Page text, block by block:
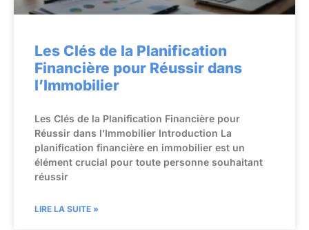
Les Clés de la Planification
Financière pour Réussir dans
l’Immobilier
Les Clés de la Planification Financière pour
Réussir dans l’Immobilier Introduction La
planification financière en immobilier est un
élément crucial pour toute personne souhaitant
réussir
LIRE LA SUITE »